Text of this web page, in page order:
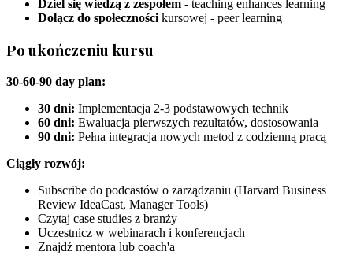
Dziel się wiedzą z zespołem - teaching enhances learning
Dołącz do społeczności kursowej - peer learning
Po ukończeniu kursu
30-60-90 day plan:
30 dni: Implementacja 2-3 podstawowych technik
60 dni: Ewaluacja pierwszych rezultatów, dostosowania
90 dni: Pełna integracja nowych metod z codzienną pracą
Ciągły rozwój:
Subscribe do podcastów o zarządzaniu (Harvard Business
Review IdeaCast, Manager Tools)
Czytaj case studies z branży
Uczestnicz w webinarach i konferencjach
Znajdź mentora lub coach'a